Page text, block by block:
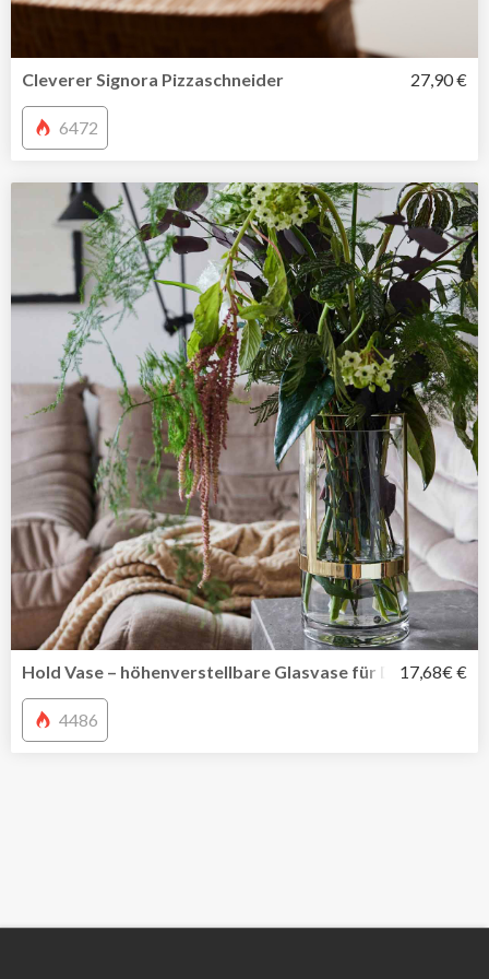
Cleverer Signora Pizzaschneider 27,90 €
6472
Hold Vase – höhenverstellbare Glasvase für Deine17,68€ €
4486